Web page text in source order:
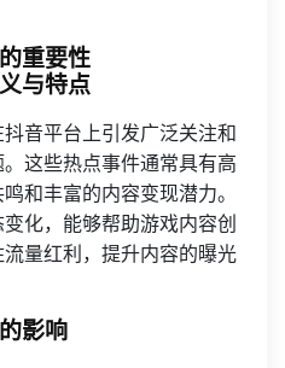
重要性
与特点
音平台上引发广泛关注和
这些热点事件通常具有高
和丰富的内容变现潜力。
化，能够帮助游戏内容创
量红利，提升内容的曝光
影响